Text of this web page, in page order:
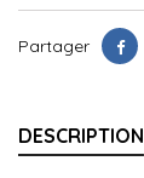
Partager
DESCRIPTION